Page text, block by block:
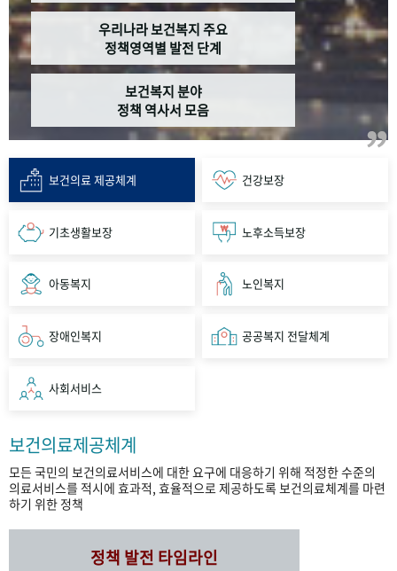
우리나라 보건복지 주요
정책영역별 발전 단계
보건복지 분야
정책 역사서 모음
보건의료 제공체계 건강보장
기초생활보장 노후소득보장
아동복지 노인복지
장애인복지 공공복지 전달체계
사회서비스
보건의료제공체계
모든 국민의 보건의료서비스에 대한 요구에 대응하기 위해 적정한 수준의
의료서비스를 적시에 효과적, 효율적으로 제공하도록 보건의료체계를 마련
하기 위한 정책
정책 발전 타임라인